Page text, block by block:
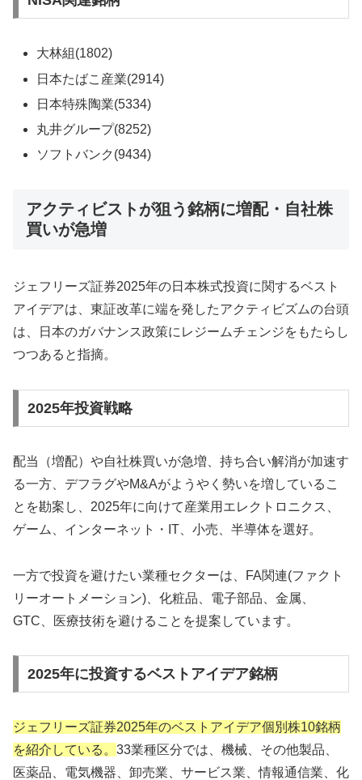
大林組(1802)
日本たばこ産業(2914)
日本特殊陶業(5334)
丸井グループ(8252)
ソフトバンク(9434)
アクティビストが狙う銘柄に増配・自社株
買いが急増
ジェフリーズ証券2025年の日本株式投資に関するベスト
アイデアは、東証改革に端を発したアクティビズムの台頭
は、日本のガバナンス政策にレジームチェンジをもたらし
つつあると指摘。
2025年投資戦略
配当（増配）や自社株買いが急増、持ち合い解消が加速す
る一方、デフラグやM&Aがようやく勢いを増しているこ
とを勘案し、2025年に向けて産業用エレクトロニクス、
ゲーム、インターネット・IT、小売、半導体を選好。
一方で投資を避けたい業種セクターは、FA関連(ファクト
リーオートメーション)、化粧品、電子部品、金属、
GTC、医療技術を避けることを提案しています。
2025年に投資するベストアイデア銘柄
ジェフリーズ証券2025年のベストアイデア個別株10銘柄
を紹介している。 33業種区分では、機械、その他製品、
医薬品、電気機器、卸売業、サービス業、情報通信業、化